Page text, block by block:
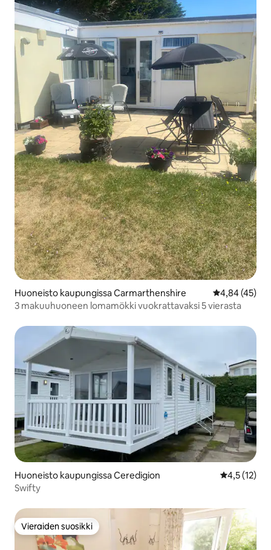
Huoneisto kaupungissa Carmarthenshire
4,84 (45)
3 makuuhuoneen lomamökki vuokrattavaksi 5 vierasta
Huoneisto kaupungissa Ceredigion
4,5 (12)
Swifty
Vieraiden suosikki
Vieraiden suosikki